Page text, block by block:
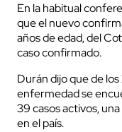
En la habitual
que el nuevo
años de edad, del
caso confirmado.
Durán dijo que de
enfermedad se
39 casos activos,
en el país.